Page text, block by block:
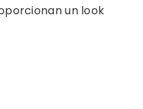
un look